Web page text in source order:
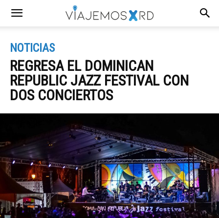
NOTICIAS
REGRESA EL DOMINICAN
REPUBLIC JAZZ FESTIVAL CON
DOS CONCIERTOS